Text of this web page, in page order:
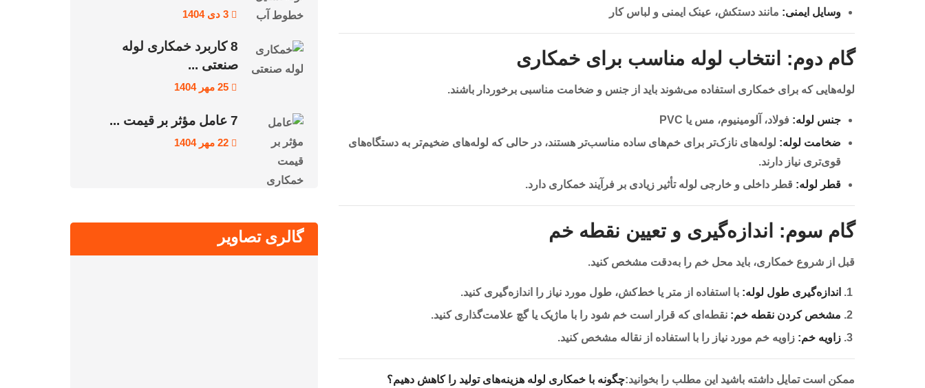
وسایل ایمنی: مانند دستکش، عینک ایمنی و لباس کار
گام دوم: انتخاب لوله مناسب برای خمکاری
لوله‌هایی که برای خمکاری استفاده می‌شوند باید از جنس و ضخامت مناسبی برخوردار باشند.
جنس لوله: فولاد، آلومینیوم، مس یا PVC
ضخامت لوله: لوله‌های نازک‌تر برای خم‌های ساده مناسب‌تر هستند، در حالی که لوله‌های ضخیم‌تر به دستگاه‌های
قوی‌تری نیاز دارند.
قطر لوله: قطر داخلی و خارجی لوله تأثیر زیادی بر فرآیند خمکاری دارد.
گام سوم: اندازه‌گیری و تعیین نقطه خم
قبل از شروع خمکاری، باید محل خم را به‌دقت مشخص کنید.
اندازه‌گیری طول لوله: با استفاده از متر یا خط‌کش، طول مورد نیاز را اندازه‌گیری کنید.
مشخص کردن نقطه خم: نقطه‌ای که قرار است خم شود را با ماژیک یا گچ علامت‌گذاری کنید.
زاویه خم: زاویه خم مورد نیاز را با استفاده از نقاله مشخص کنید.
ممکن است تمایل داشته باشید این مطلب را بخوانید:چگونه با خمکاری لوله هزینه‌های تولید را کاهش دهیم؟
3 دی 1404
8 کاربرد خمکاری لوله
صنعتی ...
25 مهر 1404
7 عامل مؤثر بر قیمت ...
22 مهر 1404
گالری تصاویر